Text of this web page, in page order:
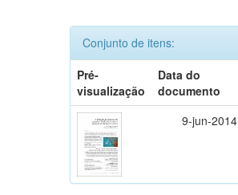
Conjunto de itens:
Pré-
visualização
Data do
documento
9-jun-2014